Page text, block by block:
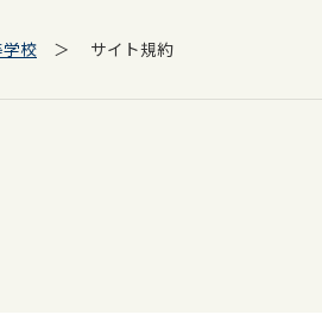
校 ＞ サイト規約